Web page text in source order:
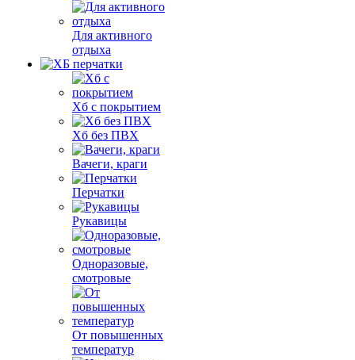
Для активного
отдыха
Хб с покрытием
Хб без ПВХ
Вачеги, краги
Перчатки
Рукавицы
Одноразовые,
смотровые
От повышенных
температур